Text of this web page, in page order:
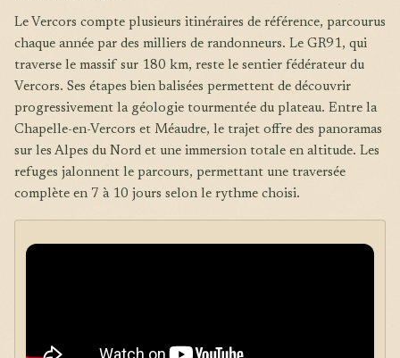
Le Vercors compte plusieurs itinéraires de référence, parcourus
chaque année par des milliers de randonneurs. Le GR91, qui
traverse le massif sur 180 km, reste le sentier fédérateur du
Vercors. Ses étapes bien balisées permettent de découvrir
progressivement la géologie tourmentée du plateau. Entre la
Chapelle-en-Vercors et Méaudre, le trajet offre des panoramas
sur les Alpes du Nord et une immersion totale en altitude. Les
refuges jalonnent le parcours, permettant une traversée
complète en 7 à 10 jours selon le rythme choisi.